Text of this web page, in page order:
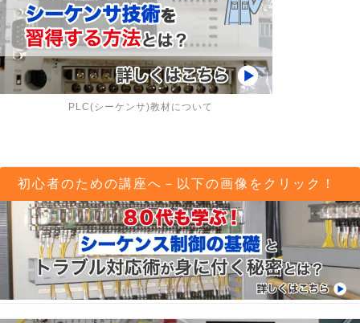
PLC(シーケンサ)教材について
初心者のための講座へ－以下の画像をクリック！